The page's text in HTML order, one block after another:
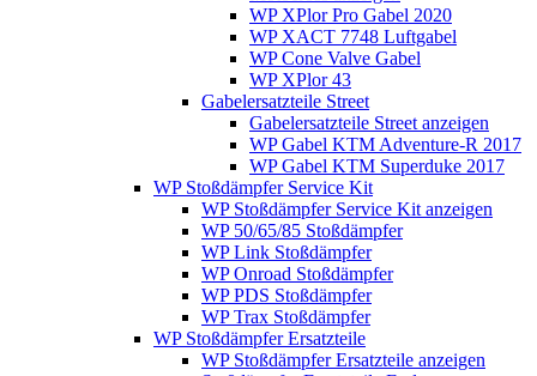
WP XPlor Pro Gabel 2020
WP XACT 7748 Luftgabel
WP Cone Valve Gabel
WP XPlor 43
Gabelersatzteile Street
Gabelersatzteile Street anzeigen
WP Gabel KTM Adventure-R 2017
WP Gabel KTM Superduke 2017
WP Stoßdämpfer Service Kit
WP Stoßdämpfer Service Kit anzeigen
WP 50/65/85 Stoßdämpfer
WP Link Stoßdämpfer
WP Onroad Stoßdämpfer
WP PDS Stoßdämpfer
WP Trax Stoßdämpfer
WP Stoßdämpfer Ersatzteile
WP Stoßdämpfer Ersatzteile anzeigen